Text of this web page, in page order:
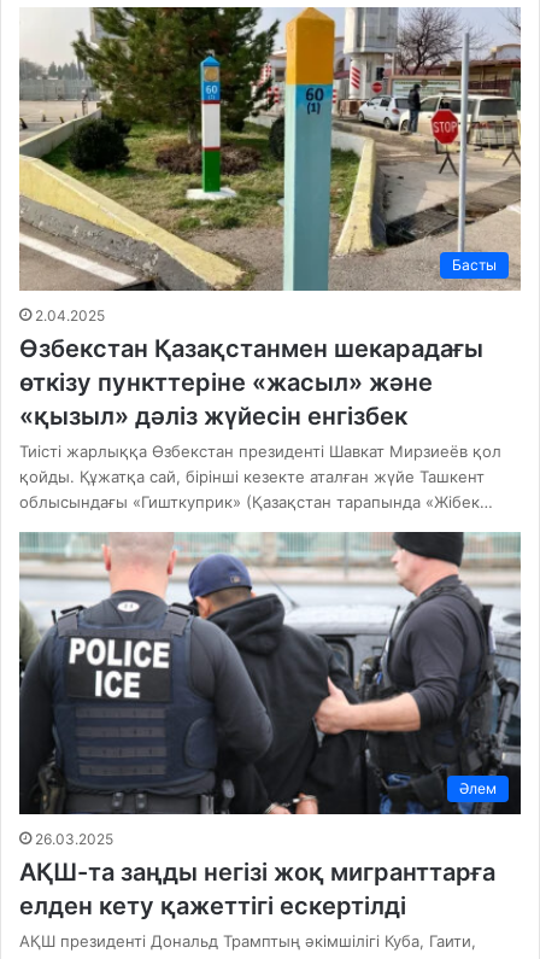
Басты
2.04.2025
Өзбекстан Қазақстанмен шекарадағы
өткізу пункттеріне «жасыл» және
«қызыл» дәліз жүйесін енгізбек
Тиісті жарлыққа Өзбекстан президенті Шавкат Мирзиеёв қол
қойды. Құжатқа сай, бірінші кезекте аталған жүйе Ташкент
облысындағы «Гишткуприк» (Қазақстан тарапында «Жібек…
Әлем
26.03.2025
АҚШ-та заңды негізі жоқ мигранттарға
елден кету қажеттігі ескертілді
АҚШ президенті Дональд Трамптың әкімшілігі Куба, Гаити,